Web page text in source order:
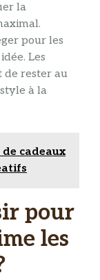
la
pour les
Les
de rester au
à la
cadeaux
pour
les